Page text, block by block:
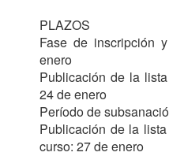
PLAZOS
Fase de inscripción
enero
Publicación de la
24 de enero
Período de
Publicación de la
curso: 27 de enero